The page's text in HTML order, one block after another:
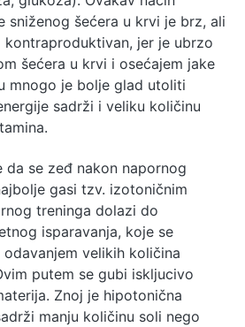
sniženog šećera u krvi je brz, ali
jer je ubrzo
šećera u krvi i osećajem jake
mnogo je bolje glad utoliti
sadrži i veliku količinu
da se zeđ nakon napornog
gasi tzv. izotoničnim
treninga dolazi do
isparavanja, koje se
velikih količina
putem se gubi iskljucivo
Znoj je hipotonična
manju količinu soli nego